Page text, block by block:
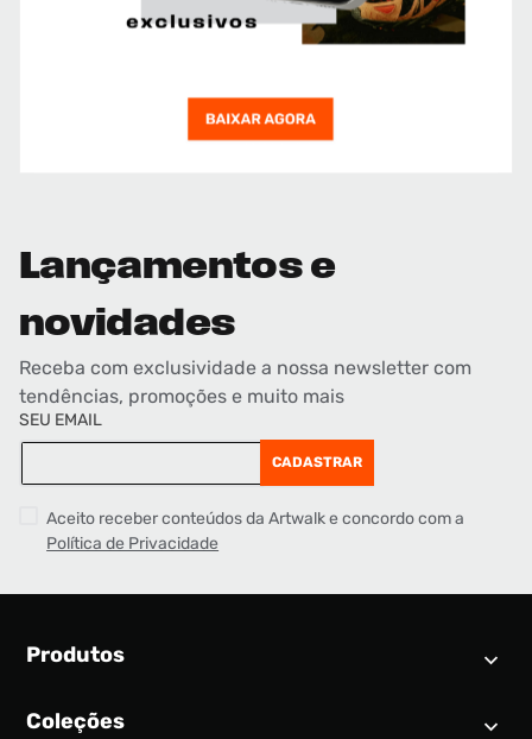
Lançamentos e
novidades
Receba com exclusividade a nossa newsletter com
tendências, promoções e muito mais
SEU EMAIL
CADASTRAR
Aceito receber conteúdos da Artwalk e concordo com a
Política de Privacidade
Produtos
Calendário SNEAKER
Coleções